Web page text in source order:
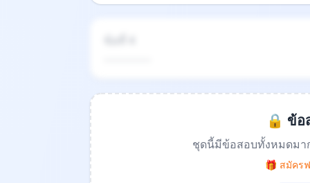
🔒 ข้อ
ชุดนี้มีข้อสอบทั้งหมดมา
🎁 สมัคร